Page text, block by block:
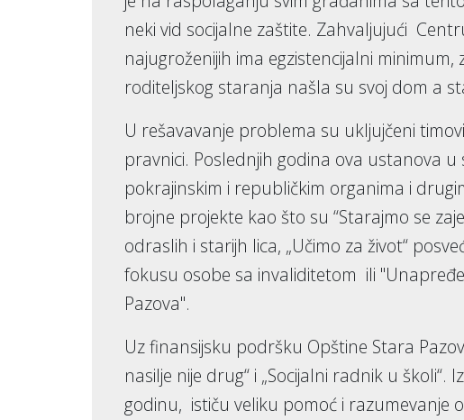
neki vid socijalne zaštite. Zahvaljujući
najugroženijih ima egzistencijalni
roditeljskog staranja našla su svoj dom a
U rešavavanje problema su ukljujčeni
pravnici. Poslednjih godina ova ustanova
pokrajinskim i republičkim organima i
brojne projekte kao što su “Starajmo se
odraslih i starijh lica, „Učimo za život“
fokusu osobe sa invaliditetom ili
Pazova".
Uz finansijsku podršku Opštine Stara
nasilje nije drug“ i „Socijalni radnik u
godinu, ističu veliku pomoć i razumevanje